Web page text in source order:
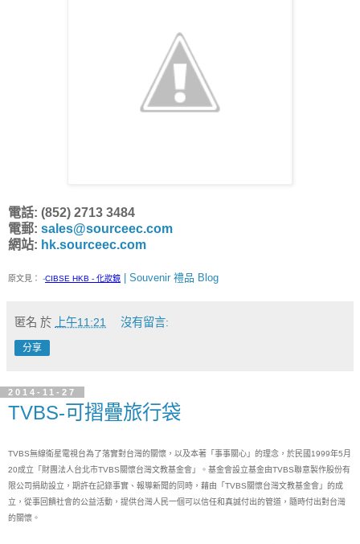
電話: (852) 2713 3484
電郵: sales@sourceec.com
網站: hk.sourceec.com
原文見： -CIBSE HKB - 化妝鏡 | Souvenir 禮品 Blog
匿名 於 上午11:21 沒有留言:
分享
2014-11-27
TVBS-可摺疊旅行袋
TVBS無線衛星電視台為了落實對台灣的關懷，以及本著「事事關心」的理念，於民國1999年5月
20成立「財團法人台北市TVBS關懷台灣文教基金會」。基金會設立基金由TVBS聯意製作股份有
限公司捐助設立，期許在記錄事實、報導新聞的同時，藉由「TVBS關懷台灣文教基金會」的成
立，從事回饋社會的公益活動，提供台灣人民一個可以信任和真誠付出的管道，隨時付出對台灣
的關懷。